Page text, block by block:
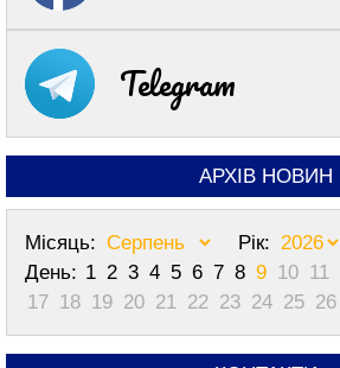
Telegram
АРХІВ НОВИН
Місяць:
Рік:
День: 1 2 3 4 5 6 7 8 9 10 11
17 18 19 20 21 22 23 24 25 26